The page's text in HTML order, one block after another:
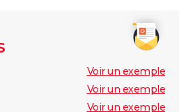
Voir un exemple
Voir un exemple
Voir un exemple